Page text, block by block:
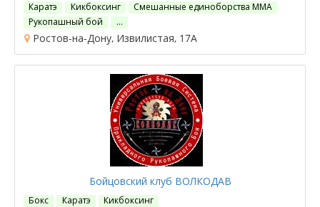
Каратэ Кикбоксинг
Смешанные единоборства ММА
Рукопашный бой
…
Ростов-на-Дону, Извилистая, 17А
Бойцовский клуб ВОЛКОДАВ
Бокс Каратэ
Кикбоксинг